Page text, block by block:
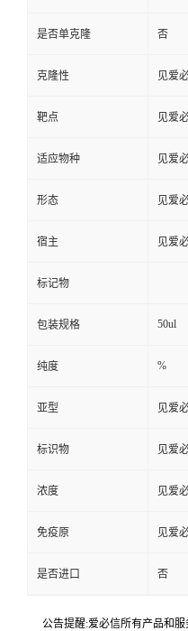
是否单克隆 否
克隆性 见爱
靶点 见爱
适应物种 见爱
形态 见爱
宿主 见爱
标记物
包装规格 50ul
纯度 %
亚型 见爱
标识物 见爱
浓度 见爱
免疫原 见爱
是否进口 否
公告提醒:爱必信所有产品和服